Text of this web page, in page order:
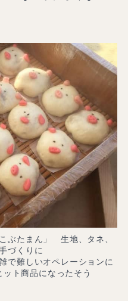
ぶたまん」 生地、タネ、
づくりに
で難しいオペレーションに
ト商品になったそう